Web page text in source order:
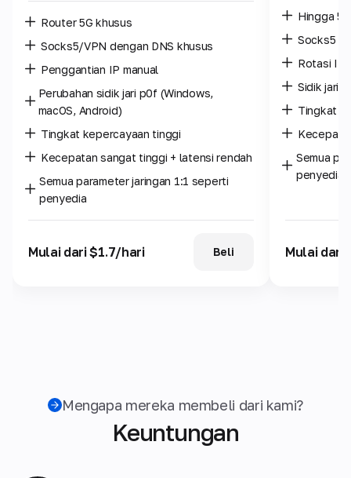
Router 5G khusus
Socks5/VPN dengan DNS khusus
Penggantian IP manual
Perubahan sidik jari p0f (Windows,
macOS, Android)
Tingkat kepercayaan tinggi
Kecepatan sangat tinggi + latensi rendah
Semua parameter jaringan 1:1 seperti
penyedia
Mulai dari $1.7/hari Beli
Hingga 5
Socks5 /
Rotasi
Sidik jari
Tingkat
Semua
penyedia
Mulai dari
Mengapa mereka membeli dari kami?
Keuntungan